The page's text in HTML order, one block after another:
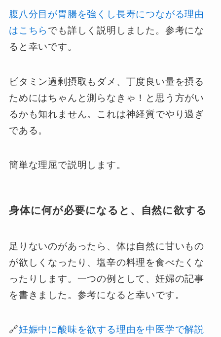
腹八分目が胃腸を強くし長寿につながる理由
はこちら でも詳しく説明しました。参考にな
ると幸いです。
ビタミン過剰摂取もダメ、丁度良い量を摂る
ためにはちゃんと測らなきゃ！と思う方がい
るかも知れません。これは神経質でやり過ぎ
である。
簡単な理屈で説明します。
身体に何が必要になると、自然に欲する
足りないのがあったら、体は自然に甘いもの
が欲しくなったり、塩辛の料理を食べたくな
ったりします。一つの例として、妊婦の記事
を書きました。参考になると幸いです。
🔗妊娠中に酸味を欲する理由を中医学で解説